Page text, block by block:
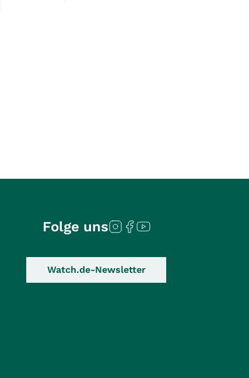
Folge uns
Watch.de-Newsletter